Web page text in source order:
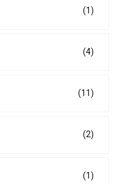
(1)
(4)
(11)
(2)
(1)